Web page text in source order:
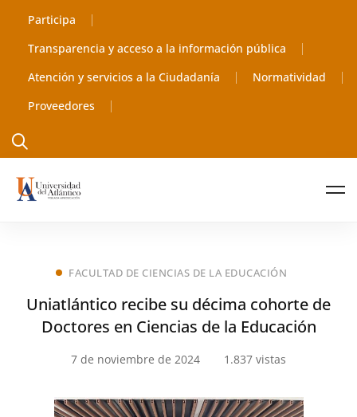
Participa
Transparencia y acceso a la información pública
Atención y servicios a la Ciudadanía
Normatividad
Proveedores
FACULTAD DE CIENCIAS DE LA EDUCACIÓN
Uniatlántico recibe su décima cohorte de
Doctores en Ciencias de la Educación
7 de noviembre de 2024 1.837 vistas